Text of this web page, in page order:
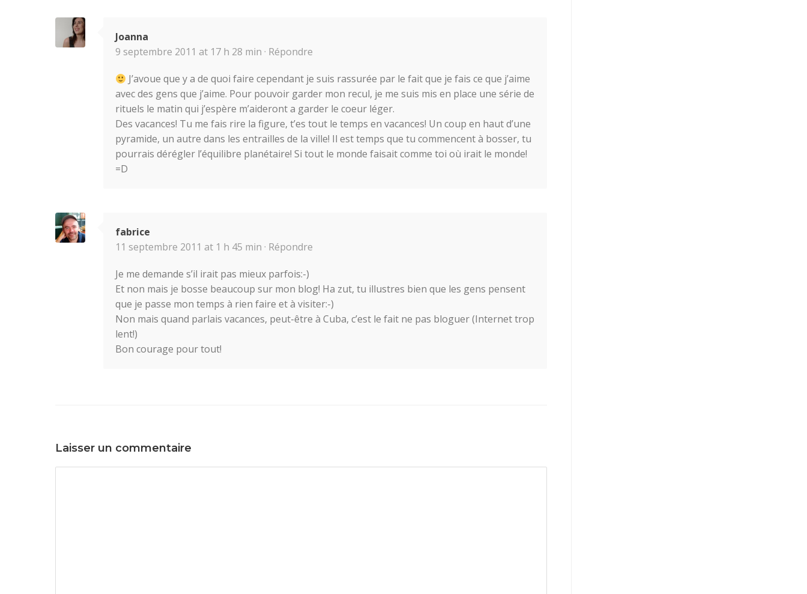
Joanna
9 septembre 2011 at 17 h 28 min · Répondre
J’avoue que y a de quoi faire cependant je suis rassurée par le fait que je fais ce que j’aime
avec des gens que j’aime. Pour pouvoir garder mon recul, je me suis mis en place une série de
rituels le matin qui j’espère m’aideront a garder le coeur léger.
Des vacances! Tu me fais rire la figure, t’es tout le temps en vacances! Un coup en haut d’une
pyramide, un autre dans les entrailles de la ville! Il est temps que tu commencent à bosser, tu
pourrais dérégler l’équilibre planétaire! Si tout le monde faisait comme toi où irait le monde!
=D
fabrice
11 septembre 2011 at 1 h 45 min · Répondre
Je me demande s’il irait pas mieux parfois:-)
Et non mais je bosse beaucoup sur mon blog! Ha zut, tu illustres bien que les gens pensent
que je passe mon temps à rien faire et à visiter:-)
Non mais quand parlais vacances, peut-être à Cuba, c’est le fait ne pas bloguer (Internet trop
lent!)
Bon courage pour tout!
Laisser un commentaire